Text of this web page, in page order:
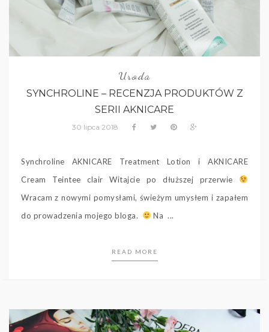
Uroda
SYNCHROLINE – RECENZJA PRODUKTÓW Z
SERII AKNICARE
30 lipca 2018
Synchroline AKNICARE Treatment Lotion i AKNICARE
Cream Teintee clair Witajcie po dłuższej przerwie
Wracam z nowymi pomysłami, świeżym umysłem i zapałem
do prowadzenia mojego bloga.
Na ...
READ MORE